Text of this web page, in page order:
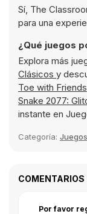
Sí, The
para una
¿Qué juegos
Explora más
Clásicos y
Toe with Friends
Snake 2077:
instante en
Categoría:
COMENTARIOS
Por favor